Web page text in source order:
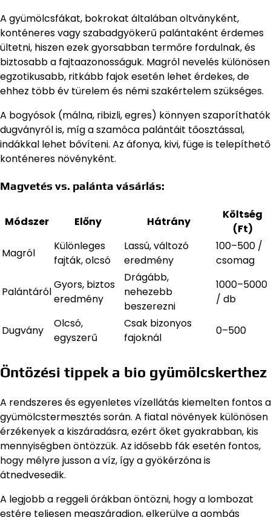
A gyümölcsfákat, bokrokat általában oltványként,
konténeres vagy szabadgyökerű palántaként érdemes
ültetni, hiszen ezek gyorsabban termőre fordulnak, és
biztosabb a fajtaazonosságuk. Magról nevelés különösen
egzotikusabb, ritkább fajok esetén lehet érdekes, de
ehhez több év türelem és némi szakértelem szükséges.
A bogyósok (málna, ribizli, egres) könnyen szaporíthatók
dugványról is, míg a szamóca palántáit tőosztással,
indákkal lehet bővíteni. Az áfonya, kivi, füge is telepíthető
konténeres növényként.
Magvetés vs. palánta vásárlás:
Módszer Előny Hátrány
Költség
(Ft)
Magról
Különleges
fajták, olcsó
Lassú, változó
eredmény
100–500 /
csomag
Palántáról
Gyors, biztos
eredmény
Drágább,
nehezebb
beszerezni
1000–5000
/ db
Dugvány
Olcsó,
egyszerű
Csak bizonyos
fajoknál
0–500
Öntözési tippek a bio gyümölcskerthez
A rendszeres és egyenletes vízellátás kiemelten fontos a
gyümölcstermesztés során. A fiatal növények különösen
érzékenyek a kiszáradásra, ezért őket gyakrabban, kis
mennyiségben öntözzük. Az idősebb fák esetén fontos,
hogy mélyre jusson a víz, így a gyökérzóna is
átnedvesedik.
A legjobb a reggeli órákban öntözni, hogy a lombozat
estére teljesen megszáradjon, elkerülve a gombás